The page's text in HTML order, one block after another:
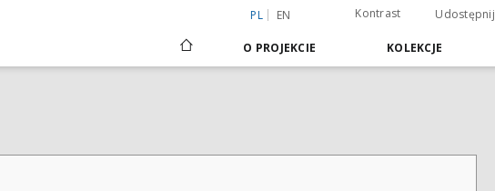
PL EN Kontrast Udostępnij
O PROJEKCIE KOLEKCJE